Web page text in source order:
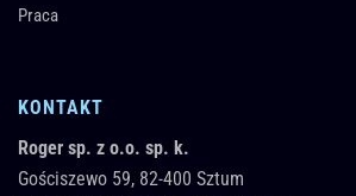
Praca
KONTAKT
Roger sp. z o.o. sp. k.
Gościszewo 59, 82-400 Sztum